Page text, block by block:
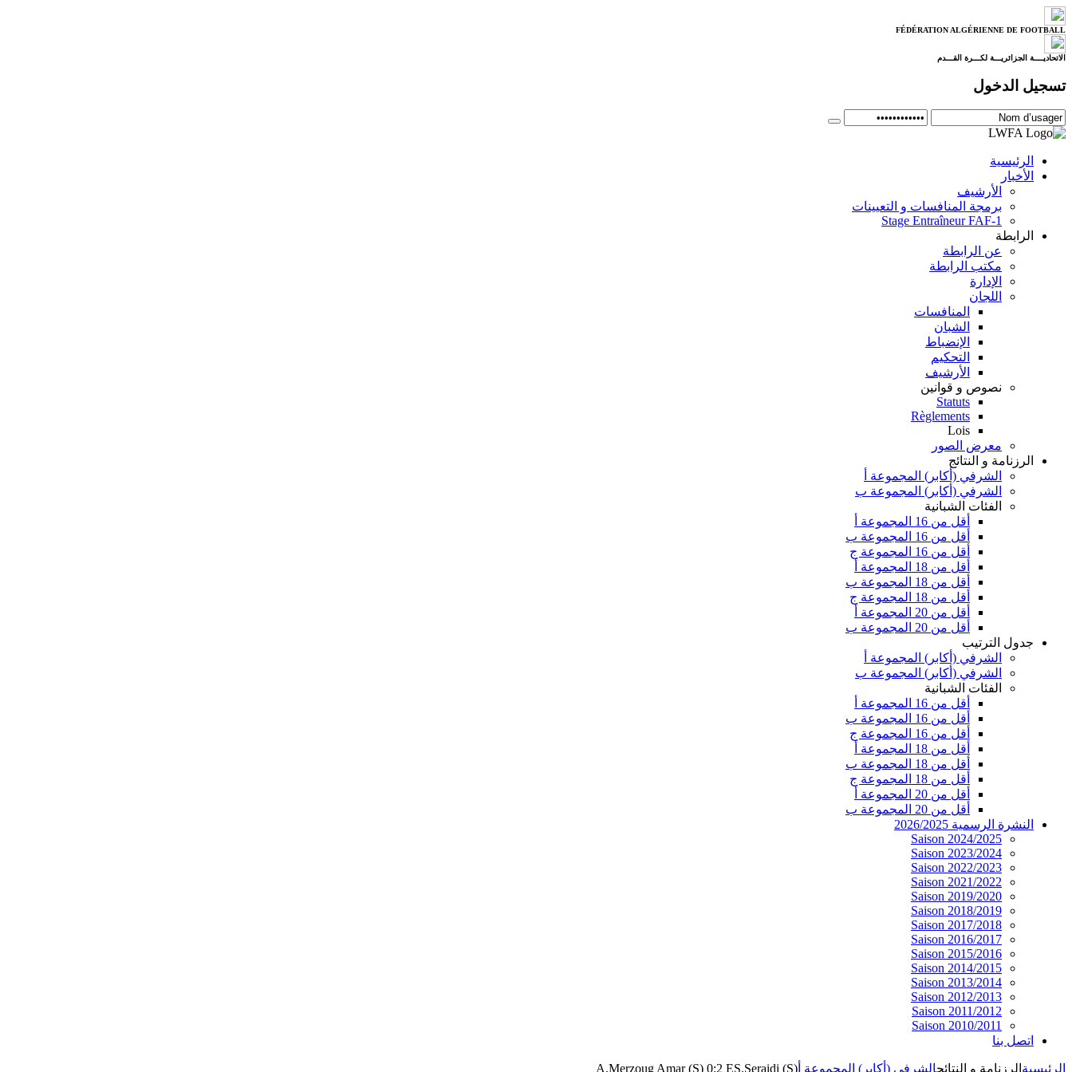
FÉDÉRATION ALGÉRIENNE DE FOOTBALL
الاتحاديــــة الجزائريـــة لكـــرة القـــدم
تسجيل الدخول
الرئيسية
الأخبار
الأرشيف
برمجة المنافسات و التعيينات
Stage Entraîneur FAF-1
الرابطة
عن الرابطة
مكتب الرابطة
الإدارة
اللجان
المنافسات
الشبان
الإنضباط
التحكيم
الأرشيف
نصوص و قوانين
Statuts
Règlements
Lois
معرض الصور
الرزنامة و النتائج
الشرفي (أكابر) المجموعة أ
الشرفي (أكابر) المجموعة ب
الفئات الشبانية
أقل من 16 المجموعة أ
أقل من 16 المجموعة ب
أقل من 16 المجموعة ج
أقل من 18 المجموعة أ
أقل من 18 المجموعة ب
أقل من 18 المجموعة ج
أقل من 20 المجموعة أ
أقل من 20 المجموعة ب
جدول الترتيب
الشرفي (أكابر) المجموعة أ
الشرفي (أكابر) المجموعة ب
الفئات الشبانية
أقل من 16 المجموعة أ
أقل من 16 المجموعة ب
أقل من 16 المجموعة ج
أقل من 18 المجموعة أ
أقل من 18 المجموعة ب
أقل من 18 المجموعة ج
أقل من 20 المجموعة أ
أقل من 20 المجموعة ب
النشرة الرسمية 2026/2025
Saison 2024/2025
Saison 2023/2024
Saison 2022/2023
Saison 2021/2022
Saison 2019/2020
Saison 2018/2019
Saison 2017/2018
Saison 2016/2017
Saison 2015/2016
Saison 2014/2015
Saison 2013/2014
Saison 2012/2013
Saison 2011/2012
Saison 2010/2011
اتصل بنا
الرئيسية الرزنامة و النتائجالشرفي (أكابر) المجموعة أ A.Merzoug Amar (S) 0:2 ES.Seraidi (S)